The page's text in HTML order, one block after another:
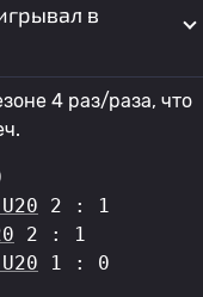
в
4 раз/раза, что
2 : 1
2 : 1
1 : 0